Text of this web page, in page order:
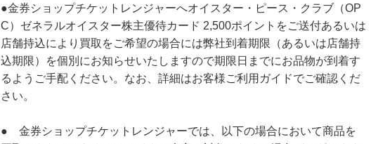
●金券ショップチケットレンジャーへオイスター・ピース・クラブ（OP
C）ゼネラルオイスター株主優待カード 2,500ポイントをご送付あるいは
店舗持込により買取をご希望の場合には弊社到着期限（あるいは店舗持
込期限）を個別にお知らせいたしますので期限日までにお品物が到着す
るようご手配ください。なお、詳細はお客様ご利用ガイドでご確認くだ
さい。
● 金券ショップチケットレンジャーでは、以下の場合において商品を